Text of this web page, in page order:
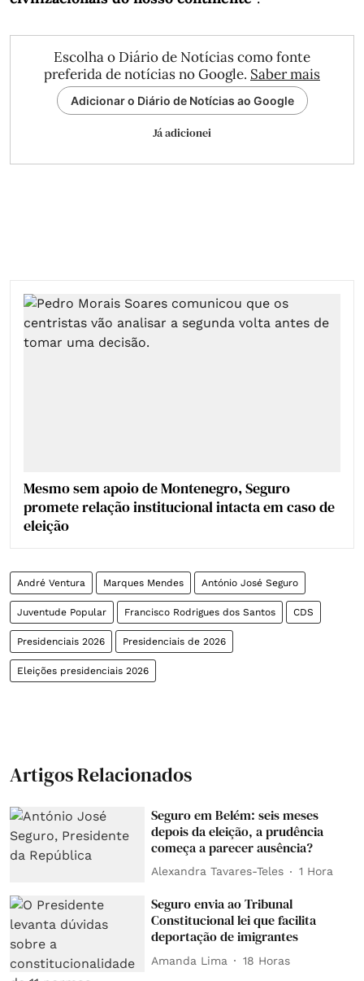
Escolha o Diário de Notícias como fonte
preferida de notícias no Google. Saber mais
Adicionar o Diário de Notícias ao Google
Já adicionei
Mesmo sem apoio de Montenegro, Seguro
promete relação institucional intacta em caso de
eleição
André Ventura Marques Mendes António José Seguro
Juventude Popular Francisco Rodrigues dos Santos CDS
Presidenciais 2026 Presidenciais de 2026
Eleições presidenciais 2026
Artigos Relacionados
Seguro em Belém: seis meses
depois da eleição, a prudência
começa a parecer ausência?
Alexandra Tavares-Teles 1 Hora
Seguro envia ao Tribunal
Constitucional lei que facilita
deportação de imigrantes
Amanda Lima 18 Horas